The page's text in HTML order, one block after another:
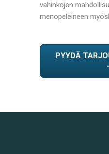
vahinkojen
menopeleineen
PYYDÄ